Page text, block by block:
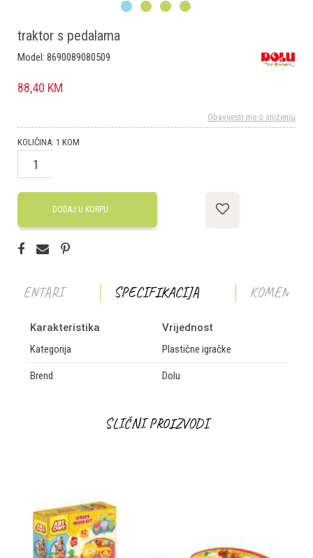
1
traktor s pedalama
Model: 8690089080509
88,40 KM
Obavijesti me o sniženju
KOLIČINA: 1 KOM
DODAJ U KORPU
SPECIFIKACIJA
Karakteristika
Vrijednost
Kategorija
Plastične igračke
Brend Dolu
Poruka
SLIČNI PROIZVODI